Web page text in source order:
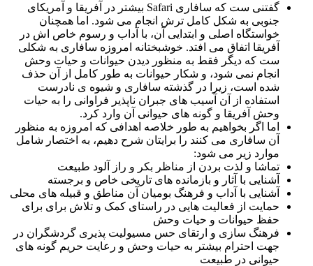
گفتنی ست که سافاری Safari بیشتر در آفریقا و آمریکای
جنوبی به شکل کامل ترش انجام می شود. اما همچنان
خواستگاه اصلی و ابتدایی آن، با آداب و رسوم خاص اش در
آفریقا اتفاق می افتد. خوشبختانه امروزه سافاری به شکلی
ست که دیگر فقط به منظور دیدن حیوانات و حیات وحش
انجام نمی شود، و شکار حیوانات به طور کامل از آن حذف
شده است، زیرا در گذشته سافاری و شیوه ی نادرست
استفاده از آن آسیب های جبران ناپذیر فراوانی را به حیات
وحش آفریقا و گونه های حیوانی آن وارد کرد.
اما اگر بخواهیم به طور خلاصه اهدافی که امروزه به منظور
آن سافاری می کنند را برایتان شرح دهیم، به اختصار شامل
موارد زیر می شود:
تماشا و لذت بردن از مناظر بکر و راز آلود طبیعت
آشنایی با آثار و بازمانده های تاریخی خاص و برجسته
آشنایی با آداب و فرهنگ بومیان آن مناطق و قبیله های محلی
حمایت از فعالیت هایی در راستای کمک و تلاش برای برای
حفظ حیوانات و حیات وحش
فرهنگ سازی و ارتقای حس مسیولیت پذیری گردشگران در
جهت احترام بیشتر به حیات وحش و رعایت حریم گونه های
حیوانی در طبیعت